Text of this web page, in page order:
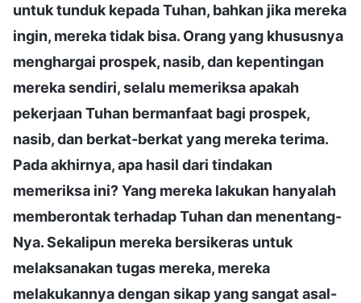
untuk tunduk kepada Tuhan, bahkan jika mereka
ingin, mereka tidak bisa. Orang yang khususnya
menghargai prospek, nasib, dan kepentingan
mereka sendiri, selalu memeriksa apakah
pekerjaan Tuhan bermanfaat bagi prospek,
nasib, dan berkat-berkat yang mereka terima.
Pada akhirnya, apa hasil dari tindakan
memeriksa ini? Yang mereka lakukan hanyalah
memberontak terhadap Tuhan dan menentang-
Nya. Sekalipun mereka bersikeras untuk
melaksanakan tugas mereka, mereka
melakukannya dengan sikap yang sangat asal-